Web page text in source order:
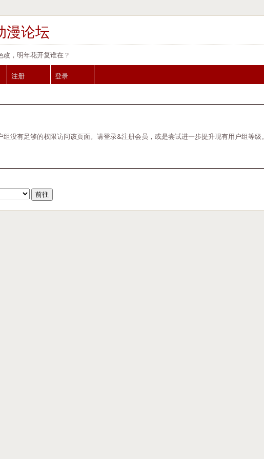
漫论坛
改，明年花开复谁在？
注册
登录
组没有足够的权限访问该页面。请登录&注册会员，或是尝试进一步提升现有用户组等级。